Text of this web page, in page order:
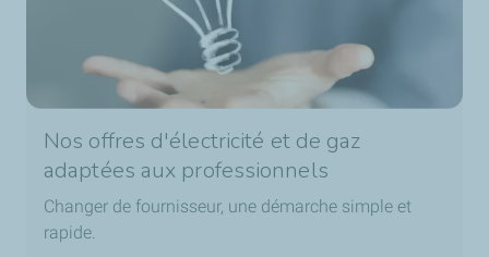
Nos offres d'électricité et de gaz
adaptées aux professionnels
Changer de fournisseur, une démarche simple et
rapide.